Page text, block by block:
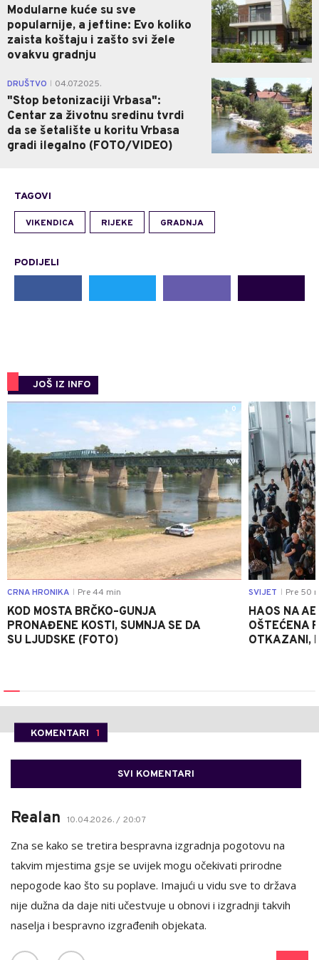
Modularne kuće su sve
popularnije, a jeftine: Evo koliko
zaista koštaju i zašto svi žele
ovakvu gradnju
DRUŠTVO 04.07.2025.
"Stop betonizaciji Vrbasa":
Centar za životnu sredinu tvrdi
da se šetalište u koritu Vrbasa
gradi ilegalno (FOTO/VIDEO)
TAGOVI
VIKENDICA RIJEKE GRADNJA
PODIJELI
JOŠ IZ INFO
0
CRNA HRONIKA Pre 44 min
KOD MOSTA BRČKO–GUNJA
PRONAĐENE KOSTI, SUMNJA SE DA
SU LJUDSKE (FOTO)
SVIJET Pre 50
HAOS NA
OŠTEĆENA
OTKAZANI,
KOMENTARI 1
SVI KOMENTARI
Realan 10.04.2026. / 20:07
Zna se kako se tretira bespravna izgradnja pogotovu na
takvim mjestima gsje se uvijek mogu očekivati prirodne
nepogode kao što su poplave. Imajući u vidu sve to država
nije dužna da daje niti učestvuje u obnovi i izgradnji takvih
naselja i bespravno izgrađenih objekata.